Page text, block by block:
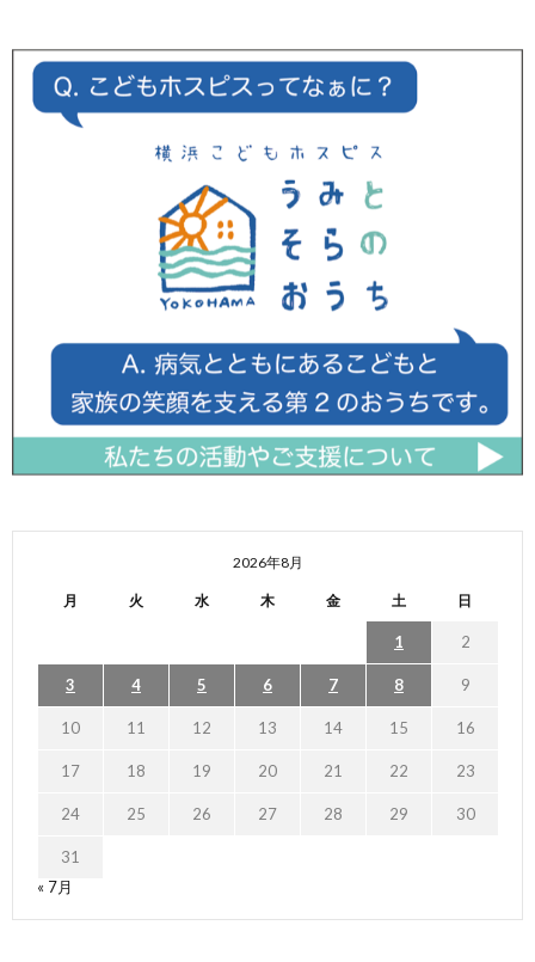
2026年8月
月 火 水 木 金 土 日
1 2
3 4 5 6 7 8 9
10 11 12 13 14 15 16
17 18 19 20 21 22 23
24 25 26 27 28 29 30
31
« 7月